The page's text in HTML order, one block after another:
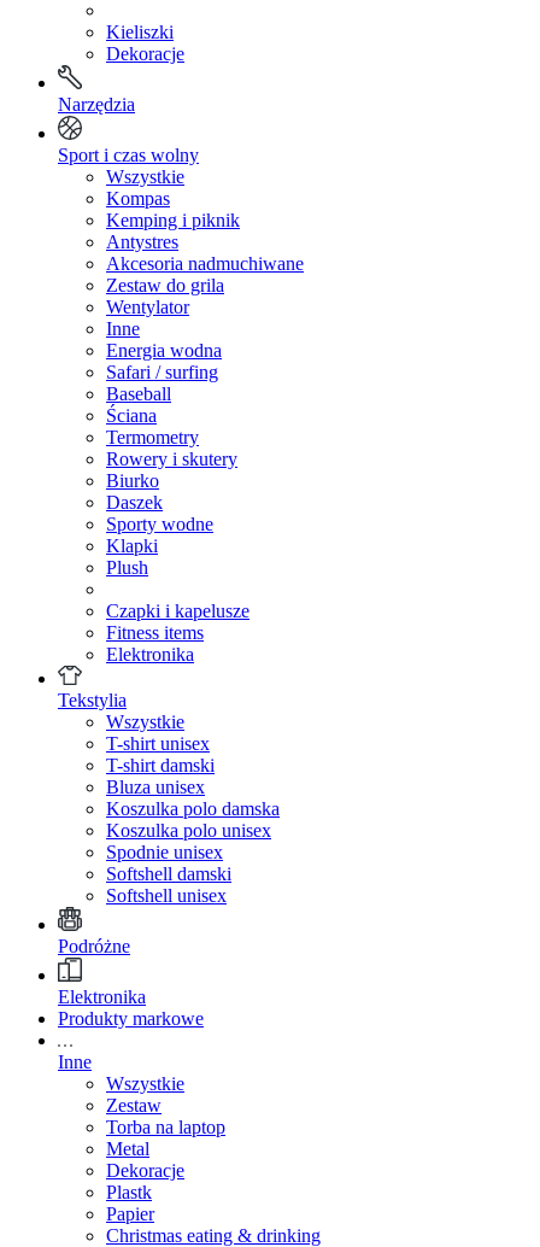
Kieliszki
Dekoracje
Narzędzia
Sport i czas wolny
Wszystkie
Kompas
Kemping i piknik
Antystres
Akcesoria nadmuchiwane
Zestaw do grila
Wentylator
Inne
Energia wodna
Safari / surfing
Baseball
Ściana
Termometry
Rowery i skutery
Biurko
Daszek
Sporty wodne
Klapki
Plush
Czapki i kapelusze
Fitness items
Elektronika
Tekstylia
Wszystkie
T-shirt unisex
T-shirt damski
Bluza unisex
Koszulka polo damska
Koszulka polo unisex
Spodnie unisex
Softshell damski
Softshell unisex
Podróżne
Elektronika
Produkty markowe
Inne
Wszystkie
Zestaw
Torba na laptop
Metal
Dekoracje
Plastk
Papier
Christmas eating & drinking